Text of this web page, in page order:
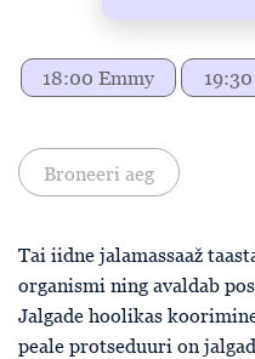
18:00 Emmy
Broneeri aeg
Tai iidne jalamassaaž
organismi ning avaldab
Jalgade hoolikas
peale protseduuri on